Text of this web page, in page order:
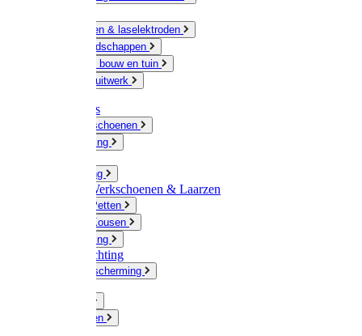
Slijpschijven & laselektroden
Handgereedschappen
IJzerwaren bouw en tuin
Hang en sluitwerk
Disposables
Werkhandschoenen
Regenkleding
Werkkleding
Wandel-/ Werkschoenen & Laarzen
Hoeden / Petten
Sokken / Kousen
Winterkleding
Winkelinrichting
Gelaatsbescherming
Knaagdieren